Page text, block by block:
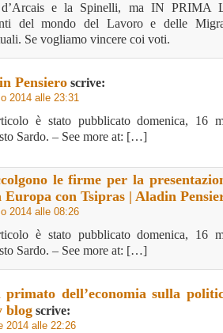
d’Arcais e la Spinelli, ma IN PRIMA
del mondo del Lavoro e delle
Se vogliamo vincere coi voti.
Pensiero scrive:
2014 alle 23:31
è stato pubblicato domenica, 16
Sardo. – See more at: […]
le firme per la
Europa con Tsipras | Aladin
2014 alle 08:26
è stato pubblicato domenica, 16
Sardo. – See more at: […]
dell’economia sulla
blog scrive:
2014 alle 22:26